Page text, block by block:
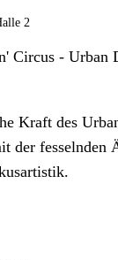
2
Circus - Urban
Kraft des
der fesselnden